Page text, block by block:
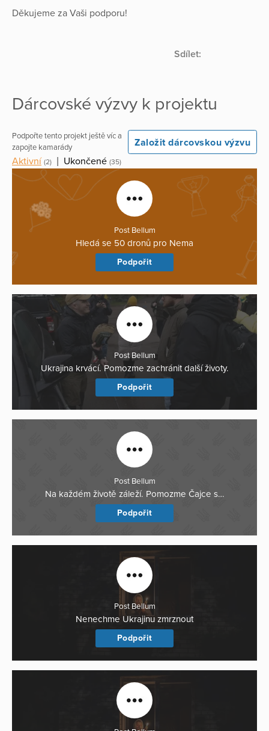
Děkujeme za Vaši podporu!
Sdílet:
Dárcovské výzvy k projektu
Podpořte tento projekt ještě víc a
zapojte kamarády
Založit dárcovskou výzvu
Aktivní (2) Ukončené (35)
Post Bellum
Hledá se 50 dronů pro Nema
Podpořit
Post Bellum
Ukrajina krvácí. Pomozme zachránit další životy.
Podpořit
Post Bellum
Na každém životě záleží. Pomozme Čajce s…
Podpořit
Post Bellum
Nenechme Ukrajinu zmrznout
Podpořit